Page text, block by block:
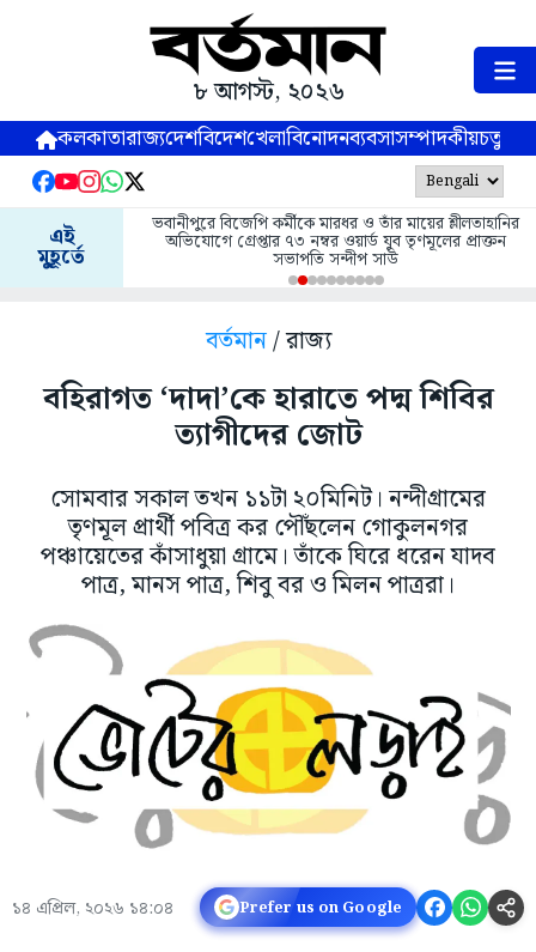
৮ আগস্ট, ২০২৬
কলকাতারাজ্যদেশবিদেশখেলাবিনোদনব্যবসাসম্পাদকীয়
এই
মুহূর্তে
ভবানীপুরে বিজেপি কর্মীকে মারধর ও তাঁর মায়ের শ্লীলতাহানির
অভিযোগে গ্রেপ্তার ৭৩ নম্বর ওয়ার্ড যুব তৃণমূলের প্রাক্তন
সভাপতি সন্দীপ সাউ
বর্তমান/ রাজ্য
বহিরাগত ‘দাদা’কে হারাতে পদ্ম শিবির
ত্যাগীদের জোট
সোমবার সকাল তখন ১১টা ২০মিনিট। নন্দীগ্রামের
তৃণমূল প্রার্থী পবিত্র কর পৌঁছলেন গোকুলনগর
পঞ্চায়েতের কাঁসাধুয়া গ্রামে। তাঁকে ঘিরে ধরেন যাদব
পাত্র, মানস পাত্র, শিবু বর ও মিলন পাত্ররা।
১৪ এপ্রিল, ২০২৬ ১৪:০৪ Prefer us on Google